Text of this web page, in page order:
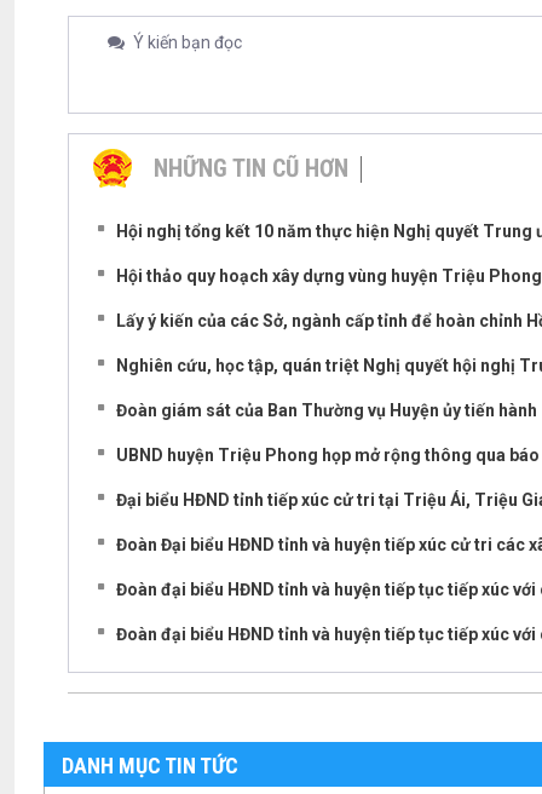
Ý kiến bạn đọc
NHỮNG TIN CŨ HƠN
Hội nghị tổng kết 10 năm thực hiện Nghị quyết
Hội thảo quy hoạch xây dựng vùng huyện Triệu
Lấy ý kiến của các Sở, ngành cấp tỉnh để hoàn chỉnh
Nghiên cứu, học tập, quán triệt Nghị quyết hội nghị
Đoàn giám sát của Ban Thường vụ Huyện ủy tiến
UBND huyện Triệu Phong họp mở rộng thông qua
Đại biểu HĐND tỉnh tiếp xúc cử tri tại Triệu Ái, Triệu
Đoàn Đại biểu HĐND tỉnh và huyện tiếp xúc cử tri các
Đoàn đại biểu HĐND tỉnh và huyện tiếp tục tiếp xúc
Đoàn đại biểu HĐND tỉnh và huyện tiếp tục tiếp xúc
DANH MỤC TIN TỨC